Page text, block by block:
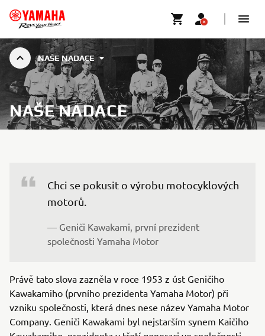
NAŠE NADACE
NAŠE NADACE
Chci se pokusit o výrobu motocyklových
— Geniči Kawakami, první prezident
společnosti Yamaha Motor
Právě tato slova zazněla v roce 1953 z úst Geničiho
Kawakamiho (prvního prezidenta Yamaha Motor) při
vzniku společnosti, která dnes nese název Yamaha Motor
Company. Geniči Kawakami byl nejstarším synem Kaičiho